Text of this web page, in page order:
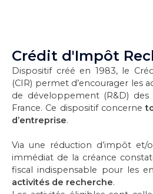
Crédit d'Impôt
Dispositif créé en 1983, le
(CIR) permet d’encourager les
de développement (R&D) des
France. Ce dispositif concerne
d’entreprise.
Via une réduction d’impôt et/
immédiat de la créance
fiscal indispensable pour les
activités de recherche.